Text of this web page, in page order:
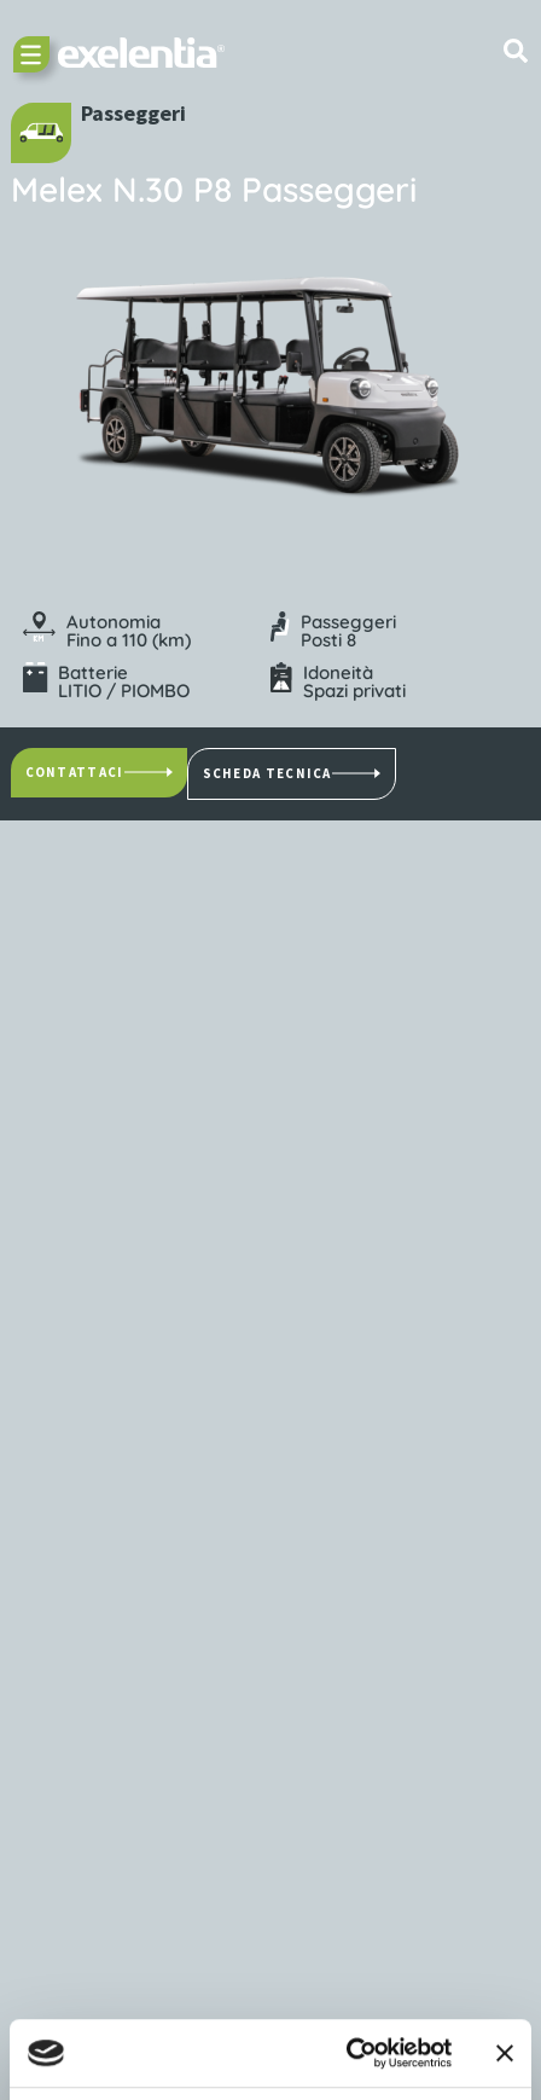
Passeggeri
Melex N.30 P8 Passeggeri
Autonomia
Fino a 110 (km)
Passeggeri
Posti 8
Batterie
LITIO / PIOMBO
Idoneità
Spazi privati
CONTATTACI SCHEDA TECNICA